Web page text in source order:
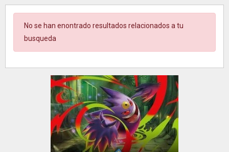
No se han enontrado resultados relacionados a tu
busqueda